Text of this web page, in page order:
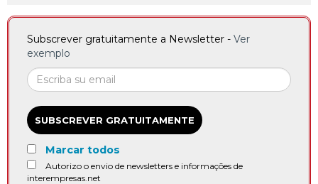
Subscrever gratuitamente a Newsletter - Ver
exemplo
SUBSCREVER GRATUITAMENTE
Marcar todos
Autorizo o envio de newsletters e informações de
interempresas.net